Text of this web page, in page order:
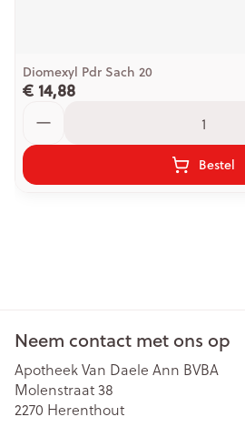
Diomexyl Pdr Sach 20
€ 14,88
Bestel
Neem contact met ons op
Apotheek Van Daele Ann BVBA
Molenstraat 38
2270 Herenthout